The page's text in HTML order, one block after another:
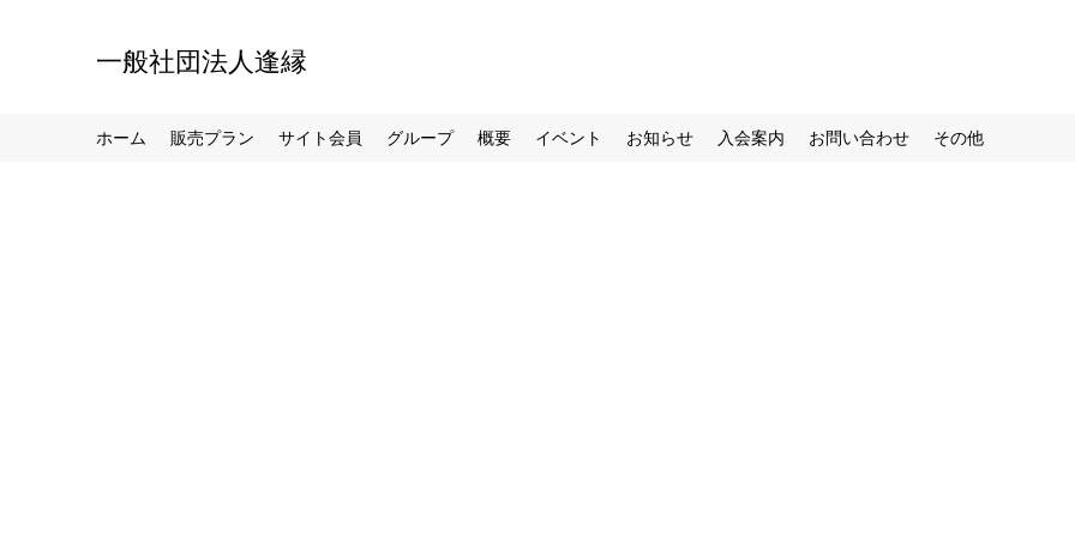
一般社団法人逢縁
ホーム 販売プラン サイト会員 グループ 概要 イベント お知らせ 入会案内 お問い合わせ その他